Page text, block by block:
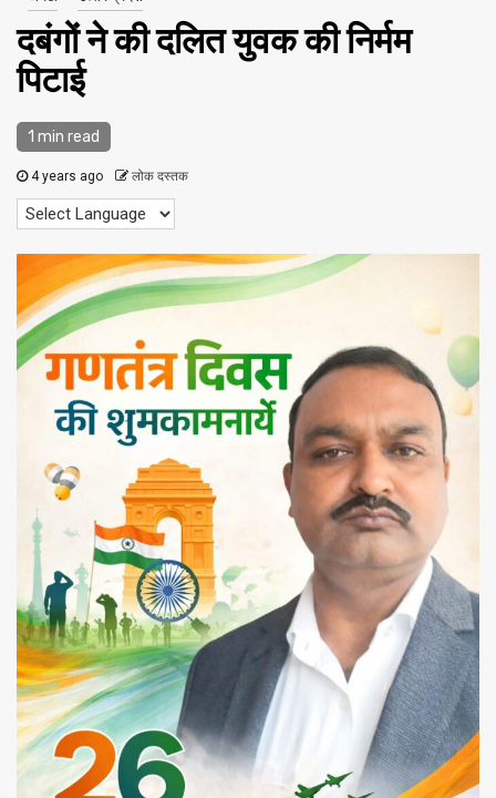
दबंगों ने की दलित युवक की निर्मम
पिटाई
1 min read
4 years ago लोक दस्तक